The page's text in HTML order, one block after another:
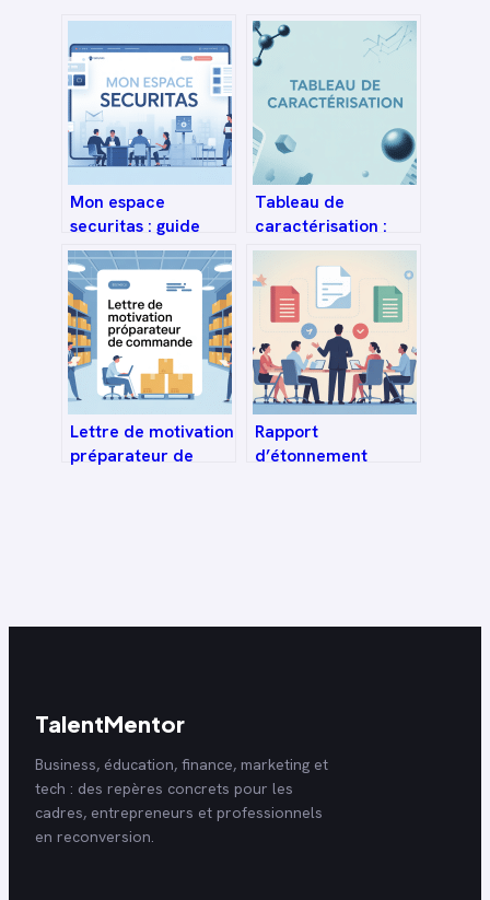
Mon espace
securitas : guide
complet pour se
connecter et
l’utiliser facilement
Tableau de
caractérisation :
méthodes, exemples
et guide complet
Lettre de motivation
préparateur de
Rapport
d’étonnement
TalentMentor
Business, éducation, finance, marketing et
tech : des repères concrets pour les
cadres, entrepreneurs et professionnels
en reconversion.